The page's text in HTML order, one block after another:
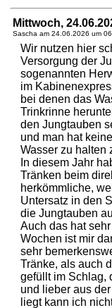
Mittwoch,
Sascha am 24.06.2026 um
Wir nutzen hier
Versorgung der
sogenannten
im
bei denen das
Trinkrinne
den Jungtauben
und man hat
Wasser zu halten
In diesem Jahr
Tränken beim
herkömmliche,
Untersatz in den
die Jungtauben
Auch das hat
Wochen ist mir
sehr
Tränke, als auch
gefüllt im Schlag,
und lieber aus
liegt kann ich